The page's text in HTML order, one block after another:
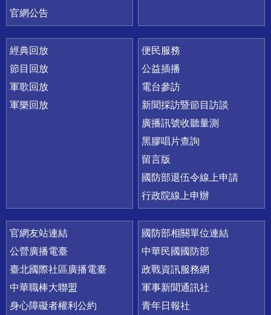
官網公告
經典回放
節目回放
軍歌回放
軍樂回放
便民服務
公益插播
電台參訪
新聞採訪暨節目訪談
廣播訊號收聽量測
黑膠唱片查詢
留言版
國防部退伍令線上申請
行政院線上申辦
官網友站連結
公營廣播電臺
臺北國際社區廣播電臺
中華職棒大聯盟
身心障礙者權利公約
國防部相關單位連結
中華民國國防部
政戰資訊服務網
軍事新聞通訊社
青年日報社